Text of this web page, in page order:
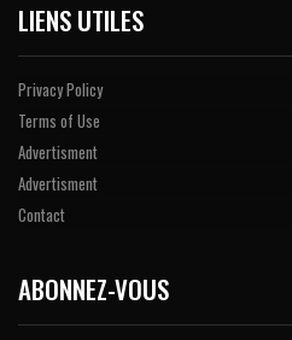
LIENS UTILES
Privacy Policy
Terms of Use
Advertisment
Advertisment
Contact
ABONNEZ-VOUS